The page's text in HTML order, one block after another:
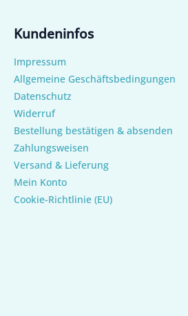
Kundeninfos
Impressum
Allgemeine Geschäftsbedingungen
Datenschutz
Widerruf
Bestellung bestätigen & absenden
Zahlungsweisen
Versand & Lieferung
Mein Konto
Cookie-Richtlinie (EU)